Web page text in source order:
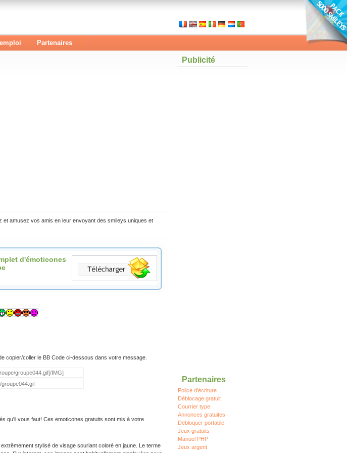
Partenaires
amusez vos amis en leur envoyant des smileys uniques et
d'émoticones
copier/coller le BB Code ci-dessous dans votre message.
qu'il vous faut! Ces emoticones gratuits sont mis à votre
stylisé de visage souriant coloré en jaune. Le terme
Publicité
Partenaires
Police d'écriture
Déblocage gratuit
Courrier type
Annonces gratuites
Debloquer portable
Jeux gratuits
Manuel PHP
Jeux argent